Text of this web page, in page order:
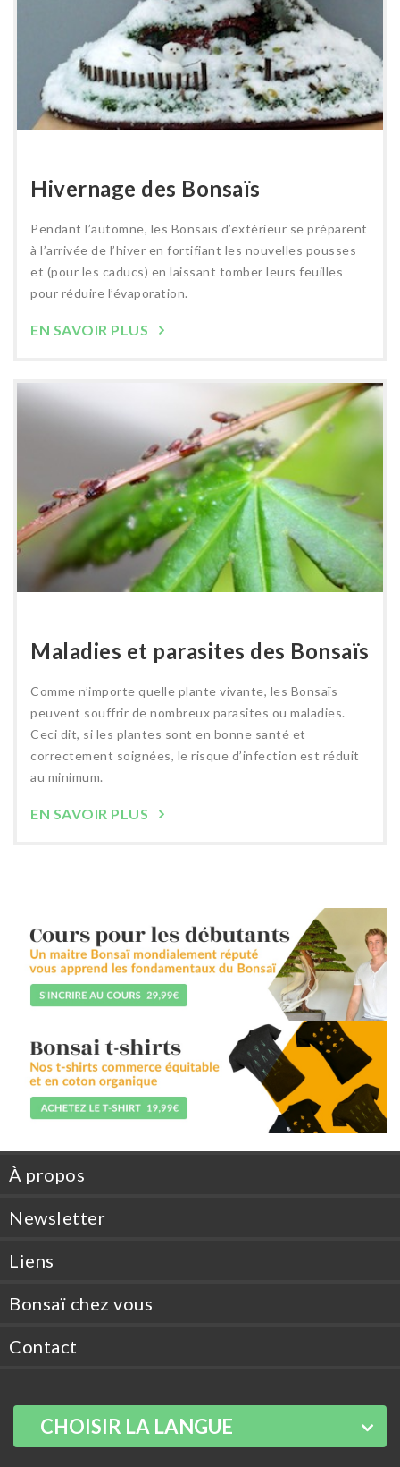
Hivernage des Bonsaïs
Pendant l’automne, les Bonsaïs d’extérieur se préparent
à l’arrivée de l’hiver en fortifiant les nouvelles pousses
et (pour les caducs) en laissant tomber leurs feuilles
pour réduire l’évaporation.
EN SAVOIR PLUS
Maladies et parasites des Bonsaïs
Comme n’importe quelle plante vivante, les Bonsaïs
peuvent souffrir de nombreux parasites ou maladies.
Ceci dit, si les plantes sont en bonne santé et
correctement soignées, le risque d’infection est réduit
au minimum.
EN SAVOIR PLUS
À propos
Newsletter
Liens
Bonsaï chez vous
Contact
CHOISIR LA LANGUE